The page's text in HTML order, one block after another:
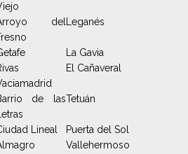
del
Leganés
La Gavia
El Cañaveral
de las
Letras
Tetuán
Lineal
Puerta del Sol
Vallehermoso